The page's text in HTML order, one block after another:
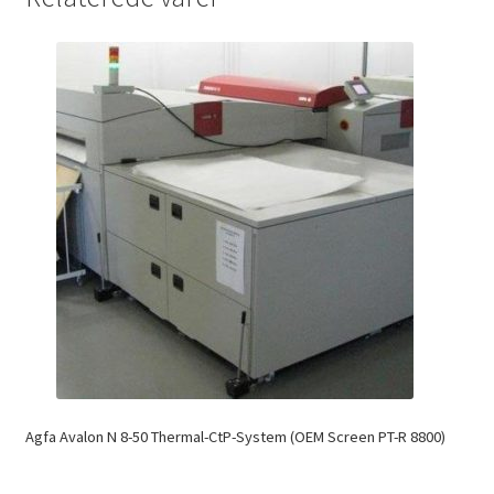
Agfa Avalon N 8-50 Thermal-CtP-System (OEM Screen PT-R 8800)